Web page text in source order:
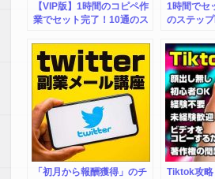
【VIP版】1時間のコピペ作
業でセット完了！10通のス
築する方法＆10つの特典
1時間でセ
のステッ
LINE
「初月から報酬獲得」のチ
Tiktok攻略